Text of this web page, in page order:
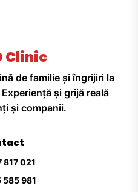
Clinic
de familie și îngrijiri la
și grijă reală
și companii.
817 021
585 981